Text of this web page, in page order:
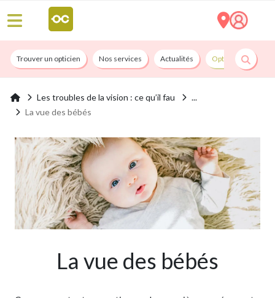
Trouver un opticien Nos services Actualités Opticians By
Les troubles de la vision : ce qu’il fau
La vue des bébés
La vue des bébés